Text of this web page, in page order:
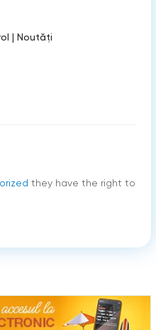
| Noutăți
they have the right to